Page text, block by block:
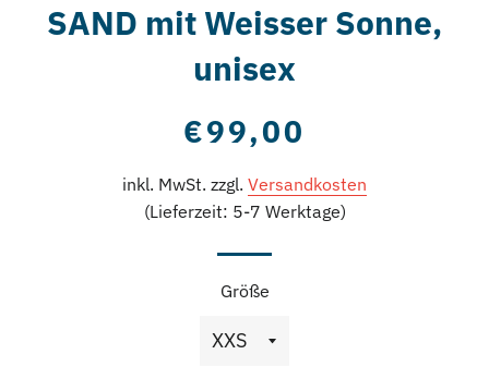
SAND mit Weisser Sonne,
unisex
Normaler
Preis
Sonderpreis
€99,00
inkl. MwSt. zzgl. Versandkosten
(Lieferzeit: 5-7 Werktage)
Größe